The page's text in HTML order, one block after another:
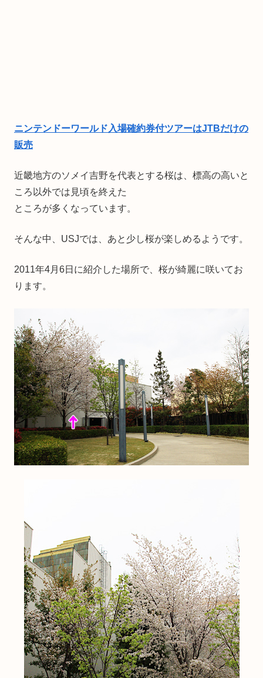
ニンテンドーワールド入場確約券付ツアーはJTBだけの
販売
近畿地方のソメイ吉野を代表とする桜は、標高の高いと
ころ以外では見頃を終えた
ところが多くなっています。
そんな中、USJでは、あと少し桜が楽しめるようです。
2011年4月6日に紹介した場所で、桜が綺麗に咲いてお
ります。